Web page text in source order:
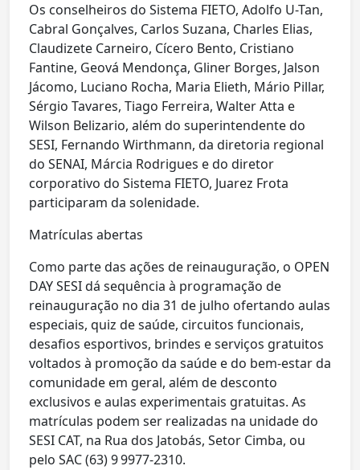
Os conselheiros do Sistema FIETO, Adolfo U-Tan,
Cabral Gonçalves, Carlos Suzana, Charles Elias,
Claudizete Carneiro, Cícero Bento, Cristiano
Fantine, Geová Mendonça, Gliner Borges, Jalson
Jácomo, Luciano Rocha, Maria Elieth, Mário Pillar,
Sérgio Tavares, Tiago Ferreira, Walter Atta e
Wilson Belizario, além do superintendente do
SESI, Fernando Wirthmann, da diretoria regional
do SENAI, Márcia Rodrigues e do diretor
corporativo do Sistema FIETO, Juarez Frota
participaram da solenidade.
Matrículas abertas
Como parte das ações de reinauguração, o OPEN
DAY SESI dá sequência à programação de
reinauguração no dia 31 de julho ofertando aulas
especiais, quiz de saúde, circuitos funcionais,
desafios esportivos, brindes e serviços gratuitos
voltados à promoção da saúde e do bem-estar da
comunidade em geral, além de desconto
exclusivos e aulas experimentais gratuitas. As
matrículas podem ser realizadas na unidade do
SESI CAT, na Rua dos Jatobás, Setor Cimba, ou
pelo SAC (63) 9 9977‑2310.